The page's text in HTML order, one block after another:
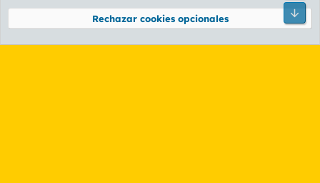
Community platform by XenForo® © 2010-2026 XenForo Ltd.
Rechazar cookies opcionales
Pie